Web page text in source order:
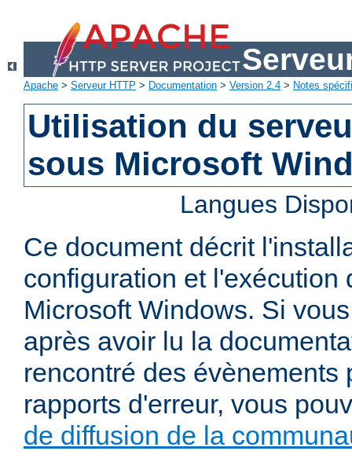
Apache > Serveur HTTP > Documentation > Version 2.4 > Notes
Utilisation du
sous Microsoft
Langues
Ce document décrit
configuration et l'exécution
Microsoft Windows. Si
après avoir lu la
rencontré des évènements
rapports d'erreur, vous
de diffusion de la